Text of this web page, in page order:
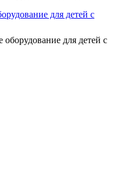
для детей с
для детей с